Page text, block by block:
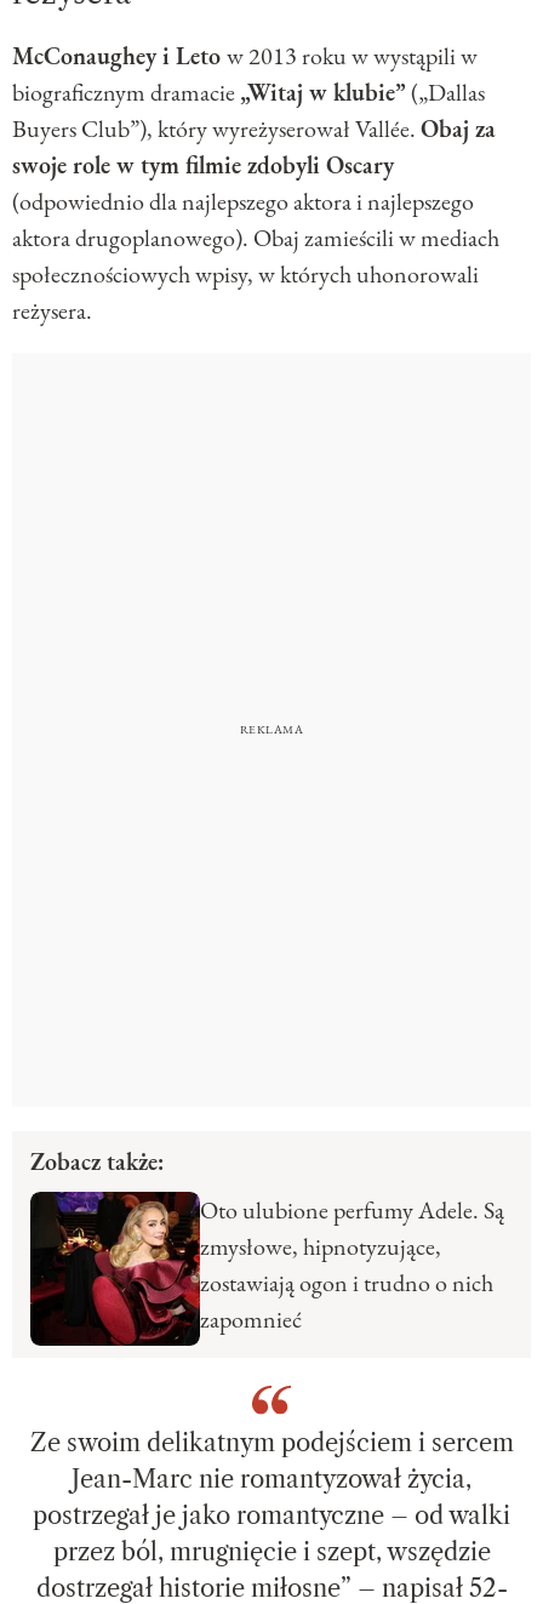
McConaughey i Letow 2013 roku w wystąpili w
biograficznym dramacie„Witaj w klubie”(„Dallas
Buyers Club”), który wyreżyserował Vallée.Obaj za
swoje role w tym filmie zdobyli Oscary
(odpowiednio dla najlepszego aktora i najlepszego
aktora drugoplanowego). Obaj zamieścili w mediach
społecznościowych wpisy, w których uhonorowali
reżysera.
Zobacz także:
Oto ulubione perfumy Adele. Są
zmysłowe, hipnotyzujące,
zostawiają ogon i trudno o nich
zapomnieć
Ze swoim delikatnym podejściem i sercem
Jean-Marc nie romantyzował życia,
postrzegał je jako romantyczne – od walki
przez ból, mrugnięcie i szept, wszędzie
dostrzegał historie miłosne” – napisał 52-